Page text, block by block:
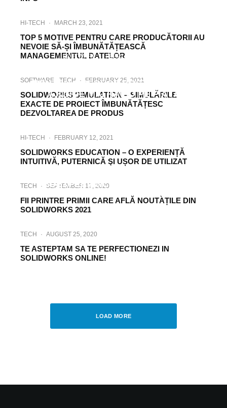
HI-TECH · MARCH 23, 2021
TOP 5 MOTIVE PENTRU CARE PRODUCĂTORII AU
NEVOIE SĂ-ȘI ÎMBUNĂTĂȚEASCĂ
MANAGEMENTUL DATELOR
SOFTWARE · FEBRUARY 25, 2021
PENTRU A REDUCE COSTURILE ȘI A
AJUNGE MAI RAPID PE PIAȚĂ
SOFTWARE TECH · FEBRUARY 25, 2021
SOLIDWORKS SIMULATION – SIMULĂRILE
EXACTE DE PROIECT ÎMBUNĂTĂȚESC
DEZVOLTAREA DE PRODUS
HI-TECH · FEBRUARY 12, 2021
SOLIDWORKS EDUCATION – O EXPERIENȚĂ
INTUITIVĂ, PUTERNICĂ ŞI UȘOR DE UTILIZAT
JANUARY 27, 2021
3DEXPERIENCE WORLD 2021 –
LIBERTATEA DE A CREA
TECH · SEPTEMBER 17, 2020
FII PRINTRE PRIMII CARE AFLĂ NOUTĂȚILE DIN
SOLIDWORKS 2021
TECH · AUGUST 25, 2020
TE ASTEPTAM SA TE PERFECTIONEZI IN
SOLIDWORKS ONLINE!
LOAD MORE